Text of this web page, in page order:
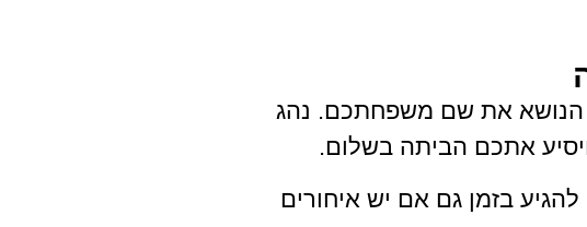
הנושא את שם משפחתכם. נהג
אתכם הביתה בשלום.
בזמן גם אם יש איחורים